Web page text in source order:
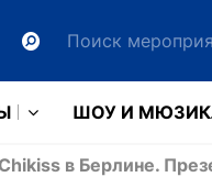
ШОУ И
Chikiss в Берлине.